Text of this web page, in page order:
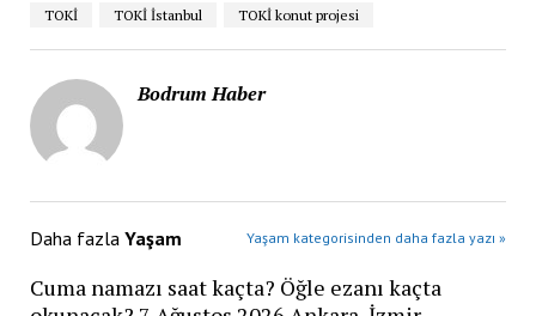
TOKİ TOKİ İstanbul TOKİ konut projesi
Bodrum Haber
Daha fazla Yaşam Yaşam kategorisinden daha fazla yazı »
Cuma namazı saat kaçta? Öğle ezanı kaçta